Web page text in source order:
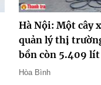
Hà Nội: Một cây
quản lý thị
bồn còn 5.409 lít
Hòa Bình